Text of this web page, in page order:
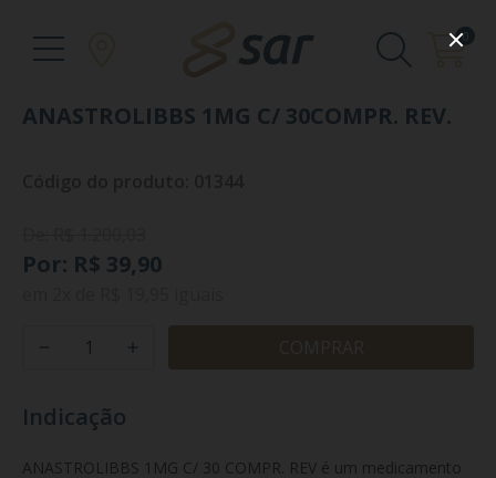
0
ANASTROLIBBS 1MG C/ 30COMPR. REV.
Por: R$ 39,90
Indicação
ANASTROLIBBS 1MG C/ 30 COMPR. REV é um medicamento